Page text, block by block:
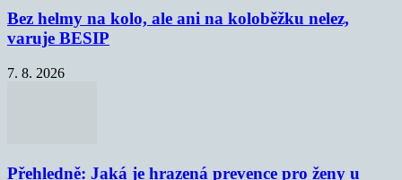
Bez helmy na kolo, ale ani na koloběžku nelez,
varuje BESIP
7. 8. 2026
Přehledně: Jaká je hrazená prevence pro ženy u